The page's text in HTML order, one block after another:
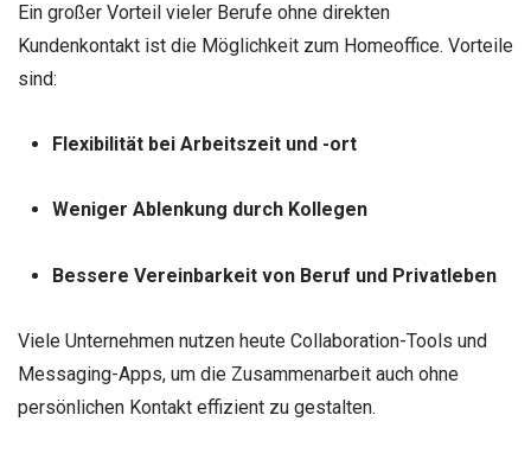
Ein großer Vorteil vieler Berufe ohne direkten
Kundenkontakt ist die Möglichkeit zum Homeoffice. Vorteile
sind:
Flexibilität bei Arbeitszeit und -ort
Weniger Ablenkung durch Kollegen
Bessere Vereinbarkeit von Beruf und Privatleben
Viele Unternehmen nutzen heute Collaboration-Tools und
Messaging-Apps, um die Zusammenarbeit auch ohne
persönlichen Kontakt effizient zu gestalten.